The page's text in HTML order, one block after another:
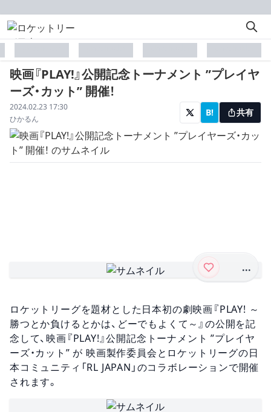
映画『PLAY!』公開記念トーナメント ”プレイヤ
ーズ・カット” 開催！
配信日
2024.02.23 17:30
著者
ひかるん
B! 共有
...
ロケットリーグを題材とした日本初の劇映画『PLAY! ～
勝つとか負けるとかは、どーでもよくて～』の公開を記
念して、映画『PLAY!』公開記念トーナメント ”プレイヤ
ーズ・カット” が 映画製作委員会とロケットリーグの日
本コミュニティ「RL JAPAN」のコラボレーションで開催
されます。